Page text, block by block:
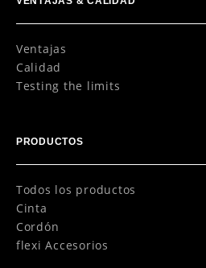
Ventajas
Calidad
Testing the limits
PRODUCTOS
Todos los productos
Cinta
Cordón
flexi Accesorios